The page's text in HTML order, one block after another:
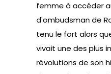
femme à accéder
d'ombudsman de
tenu le fort alors
vivait une des plus
révolutions de son